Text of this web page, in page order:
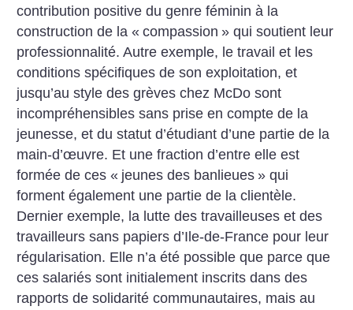
contribution positive du genre féminin à la
construction de la « compassion » qui soutient leur
professionnalité. Autre exemple, le travail et les
conditions spécifiques de son exploitation, et
jusqu’au style des grèves chez McDo sont
incompréhensibles sans prise en compte de la
jeunesse, et du statut d’étudiant d’une partie de la
main-d’œuvre. Et une fraction d’entre elle est
formée de ces « jeunes des banlieues » qui
forment également une partie de la clientèle.
Dernier exemple, la lutte des travailleuses et des
travailleurs sans papiers d’Ile-de-France pour leur
régularisation. Elle n’a été possibleque parce que
ces salariés sont initialement inscrits dans des
rapports de solidarité communautaires, mais au